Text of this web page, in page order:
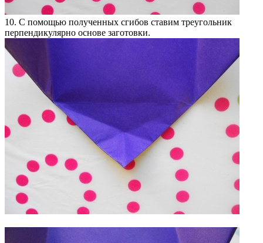
10. С помощью полученных сгибов ставим треугольник
перпендикулярно основе заготовки.